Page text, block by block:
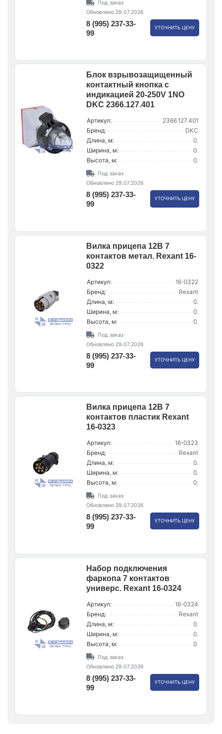
Под заказ
Обновлено 29.07.2026
8 (995) 237-33-
99
УТОЧНИТЬ ЦЕНУ
Блок взрывозащищенный
контактный кнопка с
индикацией 20-250V 1NO
DKC 2366.127.401
Артикул:
2366.127.401
Бренд:
DKC
Длина, м:
0.
Ширина, м:
0.
Высота, м:
0.
Под заказ
Обновлено 29.07.2026
8 (995) 237-33-
99
УТОЧНИТЬ ЦЕНУ
Вилка прицепа 12В 7
контактов метал. Rexant 16-
0322
Артикул:
16-0322
Бренд:
Rexant
Длина, м:
0.
Ширина, м:
0.
Высота, м:
0.
Под заказ
Обновлено 29.07.2026
8 (995) 237-33-
99
УТОЧНИТЬ ЦЕНУ
Вилка прицепа 12В 7
контактов пластик Rexant
16-0323
Артикул:
16-0323
Бренд:
Rexant
Длина, м:
0.
Ширина, м:
0.
Высота, м:
0.
Под заказ
Обновлено 29.07.2026
8 (995) 237-33-
99
УТОЧНИТЬ ЦЕНУ
Набор подключения
фаркопа 7 контактов
универс. Rexant 16-0324
Артикул:
16-0324
Бренд:
Rexant
Длина, м:
0.
Ширина, м:
0.
Высота, м:
0.
Под заказ
Обновлено 29.07.2026
8 (995) 237-33-
99
УТОЧНИТЬ ЦЕНУ